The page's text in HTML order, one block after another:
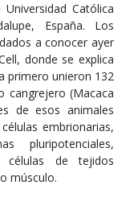
Católica
España. Los
a conocer ayer
donde se explica
primero unieron 132
cangrejero (Macaca
de esos animales
embrionarias,
pluripotenciales,
células de tejidos
músculo.